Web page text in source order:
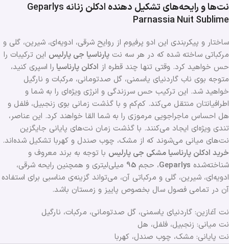
نت‌ها و رایحه‌های تشکیل دهنده ادکلن زن
انه Geparlys
Parnassia Nuit Sublime
ساختار و پیکربندی این ادو پرفیوم از روایح شرقی، ادویه‌ای، شیرین، گلی و
مرکباتی ساخته شده که در هر سه نت پارناسیا جی پارلیس این ترکیبات را
حس خواهید کرد. وقتی تنها چند قطره از ادکلن پارناسیا را اسپری کنید،
متوجه بوی ناب گاردنیای یاسمنی، گل صدتومانی، مرکبات و نارگیل
خواهید شد. این ترکیب حس سرزندگی و انرژی ویژه‌ای را به شما و
اطرافیانتان منتقل می‌کند. کم‌کم و با گذشت زمانی بوی زنجبیل، فلفل و
هل احساس ماجراجویی مرموزی را به شما القا خواهند کرد. این عناصر،
تندی ویژه‌ای ایجاد می‌کنند. با گذشت زمان نت‌های پایانی جایگزین
نت‌های میانی می‌شوند که از مشک، چوب صندل و کهربا تشکیل شده‌اند.
خرید ادکلن پارناسیا مشکی جی پارلیس با توجه به برند معروف و
شناخته‌شده Geparlys، حجم 95 میلی‌لیتری و همچنین رایحه شرقی،
ادویه‌ای، شیرین، گلی و مرکباتی آن، می‌تواند گزینه‌ی مناسبی برای استفاده
آن در تمامی فصول ‌سال بخصوص پاییز و زمستان باشد.
نت آغازین: گاردنیای یاسمنی، گل صدتومانی، مرکبات، نارگیل
نت میانی: زنجبیل، فلفل، هل
نت پایانی: مشک، چوب صندل، کهربا